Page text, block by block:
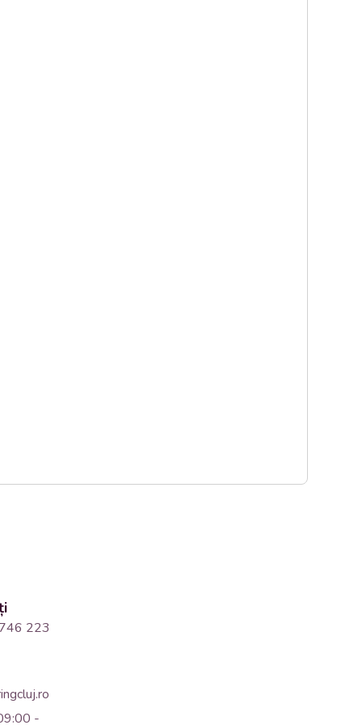
223
-